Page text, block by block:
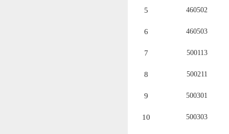
5 460502
6 460503
7 500113
8 500211
9 500301
10 500303